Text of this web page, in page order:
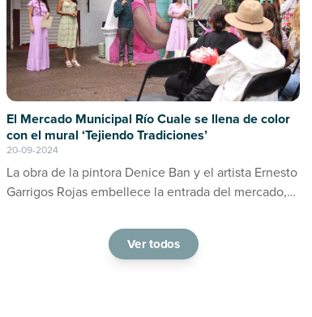
El Mercado Municipal Río Cuale se llena de color
con el mural ‘Tejiendo Tradiciones’
20-09-2024
La obra de la pintora Denice Ban y el artista Ernesto
Garrigos Rojas embellece la entrada del mercado,
Ver todos